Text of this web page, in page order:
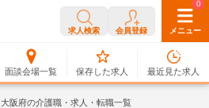
求人検索 会員登録 メニュー
面談会場一覧
0
保存した求人
0
最近見た求人
大阪府の介護職・求人・転職一覧